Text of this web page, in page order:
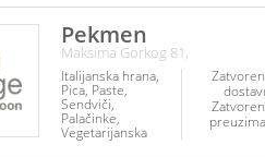
Fit hrana Kuvana
jela Poslastice
Posna hrana Ribe
i plodovi mora
Srpska hrana
Veganska hrana
Vegetarijanska
hrana
Pekmen
Maksima Gorkog 81,
Italijanska hrana
Pica Paste
Sendviči
Palačinke
Vegetarijanska
hrana